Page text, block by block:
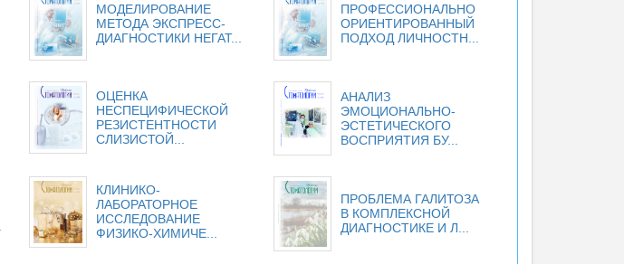
МОДЕЛИРОВАНИЕ
МЕТОДА ЭКСПРЕСС-
ДИАГНОСТИКИ НЕГАТ...
ПРОФЕССИОНАЛЬНО
ОРИЕНТИРОВАННЫЙ
ПОДХОД ЛИЧНОСТН...
ОЦЕНКА
НЕСПЕЦИФИЧЕСКОЙ
РЕЗИСТЕНТНОСТИ
СЛИЗИСТОЙ...
АНАЛИЗ
ЭМОЦИОНАЛЬНО-
ЭСТЕТИЧЕСКОГО
ВОСПРИЯТИЯ БУ...
КЛИНИКО-
ЛАБОРАТОРНОЕ
ИССЛЕДОВАНИЕ
ФИЗИКО-ХИМИЧЕ...
ПРОБЛЕМА ГАЛИТОЗА
В КОМПЛЕКСНОЙ
ДИАГНОСТИКЕ И Л...